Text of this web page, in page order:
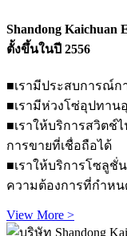
Shandong Kaichuan
ตั้งขึ้นในปี 2556
■เรามีประสบการณ์ก
■เรามีห่วงโซ่อุปทา
■เราให้บริการสวิตช์
การขายที่เชื่อถือได้
■เราให้บริการโซลูชั่
ความต้องการที่กำหน
View More >